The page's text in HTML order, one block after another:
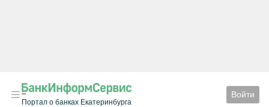
Портал о банках Екатеринбурга
Войти